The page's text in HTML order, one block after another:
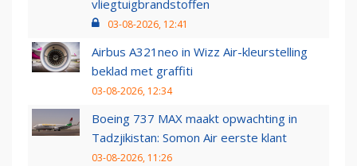
vliegtuigbrandstoffen
03-08-2026, 12:41
Airbus A321neo in Wizz Air-kleurstelling
beklad met graffiti
03-08-2026, 12:34
Boeing 737 MAX maakt opwachting in
Tadzjikistan: Somon Air eerste klant
03-08-2026, 11:26